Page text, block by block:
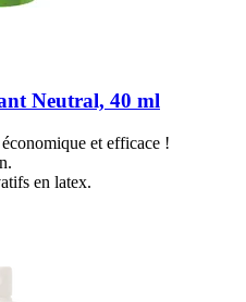
Neutral, 40 ml
et efficace !
en latex.